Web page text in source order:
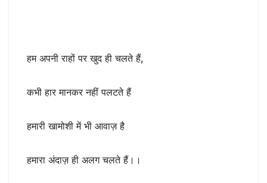
हम अपनी राहों पर खुद ही चलते हैं,
कभी हार मानकर नहीं पलटते हैं
हमारी खामोशी में भी आवाज़ है
हमारा अंदाज़ ही अलग चलते हैं।।